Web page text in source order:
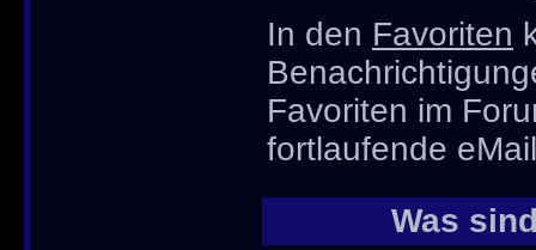
In den Favoriten
Favoriten im
fortlaufende
Was